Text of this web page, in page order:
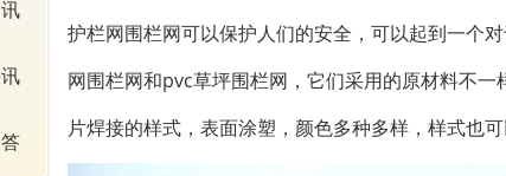
护栏网围栏网可以保护人们的安全，可以起到一个
网围栏网和pvc草坪围栏网，它们采用的原材料不
片焊接的样式，表面涂塑，颜色多种多样，样式也